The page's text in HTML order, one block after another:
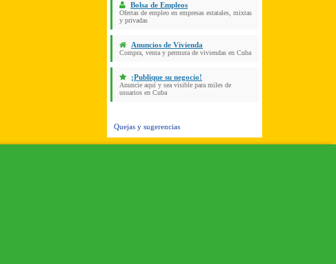
Bolsa de Empleos
Ofertas de empleo en empresas estatales, mixtas
y privadas
Anuncios de Vivienda
Compra, venta y permuta de viviendas en Cuba
¡Publique su negocio!
Anuncie aquí y sea visible para miles de
usuarios en Cuba
Quejas y sugerencias